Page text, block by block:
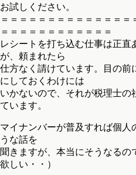
お試しください。
＝＝＝＝＝＝＝＝＝＝＝＝＝
＝＝＝＝＝＝＝＝＝＝＝＝
レシートを打ち込む仕事は正
が、頼まれたら
仕方なく請けています。目の前
にしておくわけには
いかないので、それが税理士の
ています。
マイナンバーが普及すれば個人
うな話を
聞きますが、本当にそうなるの
欲しい・・）